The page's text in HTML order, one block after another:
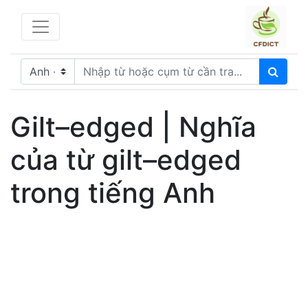
Gilt–edged | Nghĩa
của từ gilt–edged
trong tiếng Anh